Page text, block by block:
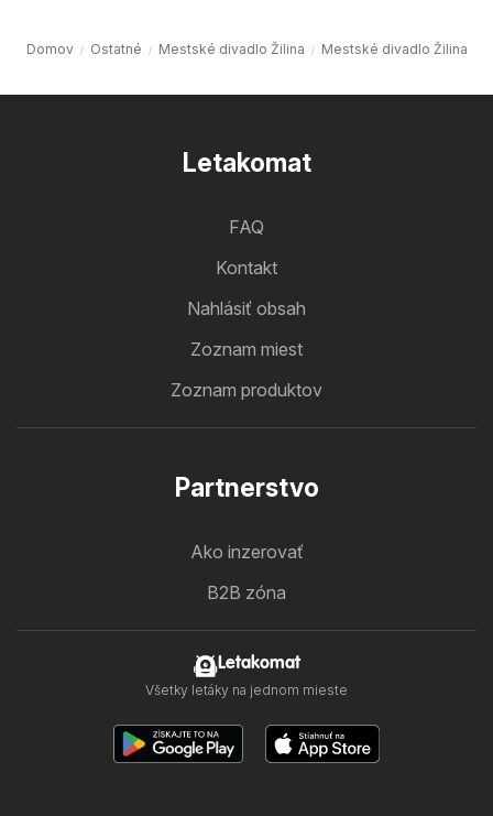
Domov Ostatné Mestské divadlo Žilina Mestské divadlo Žilina
Letakomat
FAQ
Kontakt
Nahlásiť obsah
Zoznam miest
Zoznam produktov
Partnerstvo
Ako inzerovať
B2B zóna
Letakomat
Všetky letáky na jednom mieste